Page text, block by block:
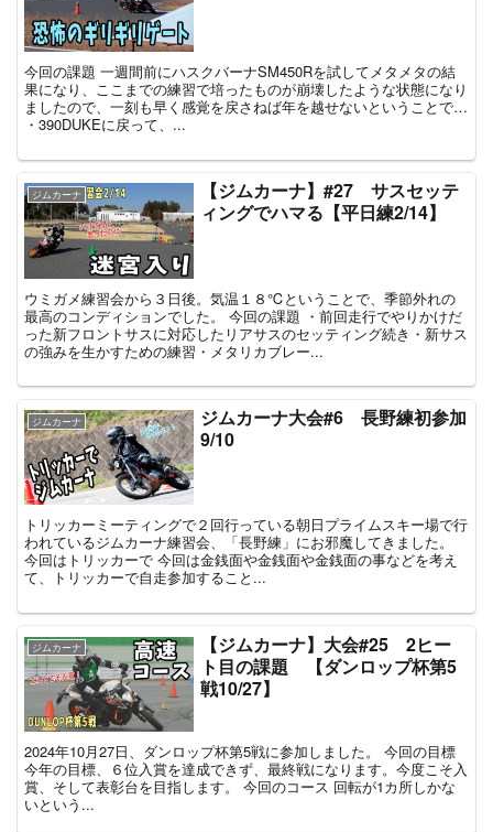
今回の課題 一週間前にハスクバーナSM450Rを試してメタメタの結
果になり、ここまでの練習で培ったものが崩壊したような状態になり
ましたので、一刻も早く感覚を戻さねば年を越せないということで…
・390DUKEに戻って、...
ジムカーナ
【ジムカーナ】#27 サスセッテ
ィングでハマる【平日練2/14】
ウミガメ練習会から３日後。気温１８℃ということで、季節外れの
最高のコンディションでした。 今回の課題 ・前回走行でやりかけだ
った新フロントサスに対応したリアサスのセッティング続き・新サス
の強みを生かすための練習・メタリカブレー...
ジムカーナ
ジムカーナ大会#6 長野練初参加
9/10
トリッカーミーティングで２回行っている朝日プライムスキー場で行
われているジムカーナ練習会、「長野練」にお邪魔してきました。
今回はトリッカーで 今回は金銭面や金銭面や金銭面の事などを考え
て、トリッカーで自走参加すること...
ジムカーナ
【ジムカーナ】大会#25 2ヒー
ト目の課題 【ダンロップ杯第5
戦10/27】
2024年10月27日、ダンロップ杯第5戦に参加しました。 今回の目標
今年の目標、６位入賞を達成できず、最終戦になります。今度こそ入
賞、そして表彰台を目指します。 今回のコース 回転が1カ所しかな
いという...